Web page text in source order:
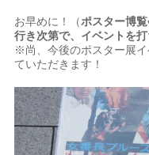
お早めに！（ポスター博
行き次第で、イベントを打
※尚、今後のポスター展
ていただきます！